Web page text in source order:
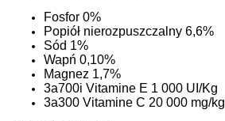
Fosfor 0%
Popiół nierozpuszczalny 6,6%
Sód 1%
Wapń 0,10%
Magnez 1,7%
3a700i Vitamine E 1 000 UI/Kg
3a300 Vitamine C 20 000 mg/kg